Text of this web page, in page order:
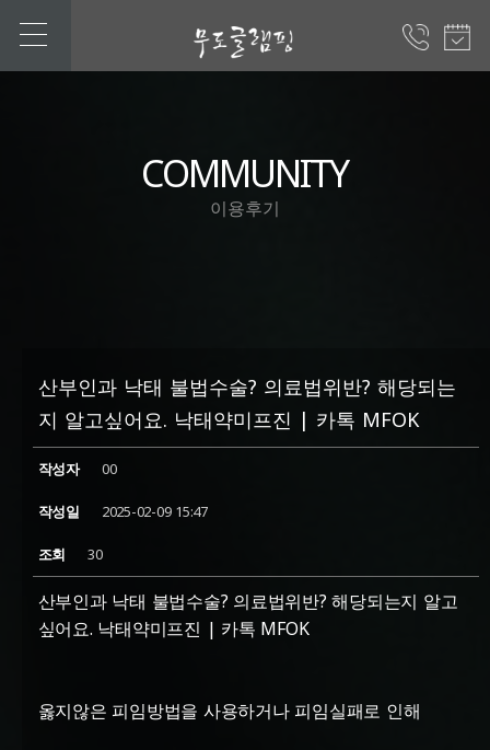
COMMUNITY
이용후기
산부인과 낙태 불법수술? 의료법위반? 해당되는
지 알고싶어요. 낙태약미프진 | 카톡 MFOK
작성자 00
작성일 2025-02-09 15:47
조회 30
산부인과 낙태 불법수술? 의료법위반? 해당되는지 알고
싶어요. 낙태약미프진 | 카톡 MFOK
옳지않은 피임방법을 사용하거나 피임실패로 인해